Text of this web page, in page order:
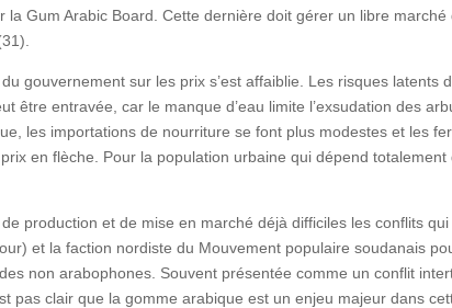
la Gum Arabic Board. Cette dernière doit gérer un libre
gouvernement sur les prix s’est affaiblie. Les risques latents
être entravée, car le manque d’eau limite l’exsudation des
les importations de nourriture se font plus modestes et les
en flèche. Pour la population urbaine qui dépend
production et de mise en marché déjà difficiles les conflits
et la faction nordiste du Mouvement populaire soudanais
non arabophones. Souvent présentée comme un conflit
pas clair que la gomme arabique est un enjeu majeur dans